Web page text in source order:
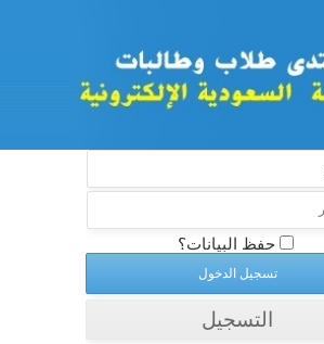
حفظ البيانات؟
التسجيل